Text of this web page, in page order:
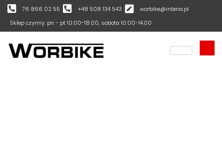
76 866 02 55 +48 508 134 543
worbike@interia.pl
Sklep czynny: pn - pt 10:00-18:00, sobota 10:00-14:00